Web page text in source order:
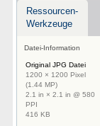
Ressourcen-
Werkzeuge
Datei-Information
Original JPG Datei
1200 × 1200 Pixel
(1.44 MP)
2.1 in × 2.1 in @ 580
PPI
416 KB